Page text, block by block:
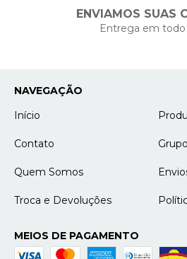
ENVIAMOS SUAS
Entrega em todo
NAVEGAÇÃO
Início
Contato
Quem Somos
Troca e Devoluções
MEIOS DE PAGAMENTO